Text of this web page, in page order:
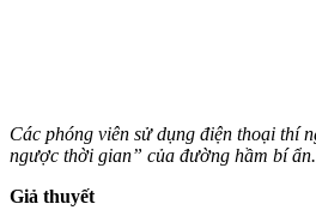
Các phóng viên sử dụng điện thoại thí
ngược thời gian” của đường hầm bí
Giả thuyết